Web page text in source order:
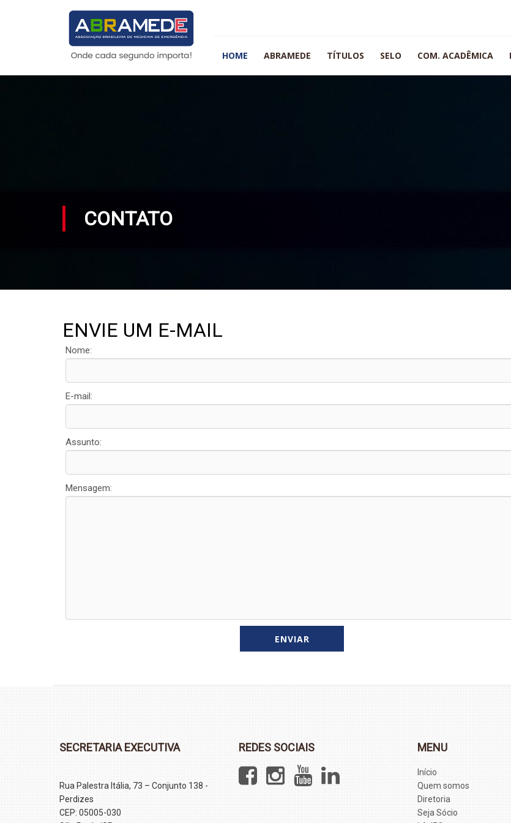
HOME ABRAMEDE TÍTULOS SELO COM. ACADÊMICA
CONTATO
ENVIE UM E-MAIL
Nome:
E-mail:
Assunto:
Mensagem:
SECRETARIA EXECUTIVA
Rua Palestra Itália, 73 – Conjunto 138 -
Perdizes
CEP: 05005-030
REDES SOCIAIS MENU
Início
Quem somos
Diretoria
Seja Sócio